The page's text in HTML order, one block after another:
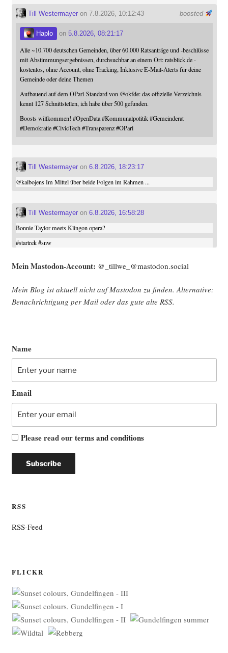
boosted
Till Westermayeron 7.8.2026, 10:12:43
Haplo on 5.8.2026, 08:21:17
Alle ~10.700 deutschen Gemeinden, über 60.000 Ratsanträge und -beschlüsse
mit Abstimmungsergebnissen, durchsuchbar an einem Ort: ratsblick.de -
kostenlos, ohne Account, ohne Tracking, Inklusive E-Mail-Alerts für deine
Gemeinde oder deine Themen
Aufbauend auf dem OParl-Standard von @okfde: das offizielle Verzeichnis
kennt 127 Schnittstellen, ich habe über 500 gefunden.
Boosts willkommen! #OpenData #Kommunalpolitik #Gemeinderat
#Demokratie #CivicTech #Transparenz #OParl
Till Westermayeron 6.8.2026, 18:23:17
@kaibojensIm Mittel über beide Folgen im Rahmen ...
Till Westermayeron 6.8.2026, 16:58:28
Bonnie Taylor meets Klingon opera?
#startrek #snw
Mein Mast­o­don-Account: @_tillwe_@mastodon.social
Mein Blog ist aktu­ell nicht auf Mast­o­don zu fin­den. Alter­na­ti­ve:
Benach­rich­ti­gung per Mail oder das gute alte RSS.
Name
Email
Please read ourterms and conditions
RSS
RSS-Feed
FLICKR